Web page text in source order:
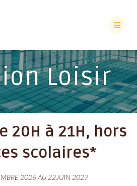
Loisir
20H à 21H, hors
scolaires*
2026 AU 22JUIN 2027